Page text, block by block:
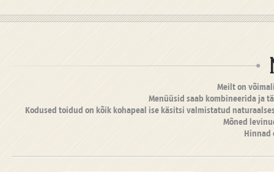
Meilt on
Menüüsid saab kombineerida ja
Kodused toidud on kõik kohapeal ise käsitsi valmistatud
Mõned
Hinnad